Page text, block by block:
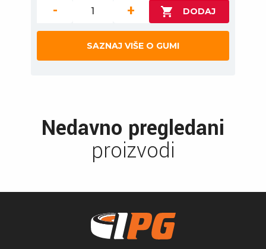
- +
SAZNAJ VIŠE O GUMI
Nedavno pregledani
proizvodi